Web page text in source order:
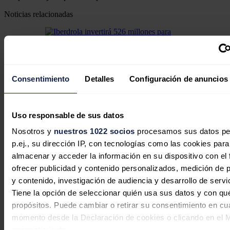
Consentimiento Detalles Configuración de anuncios
Uso responsable de sus datos
Nosotros y nuestros 1022 socios procesamos sus datos
p.ej., su dirección IP, con tecnologías como las cookies para
almacenar y acceder la información en su dispositivo con el
ofrecer publicidad y contenido personalizados, medición de
y contenido, investigación de audiencia y desarrollo de
Tiene la opción de seleccionar quién usa sus datos y con
propósitos. Puede cambiar o retirar su consentimiento en
momento desde la Declaración de cookies o clicando en el
Noticias relacionadas
modernizar las redes eléctricas del
Redacción
Iberdrola | bp pulse cierran
financiación por hasta 230 millones
para acelerar su plan de movilidad
eléctrica